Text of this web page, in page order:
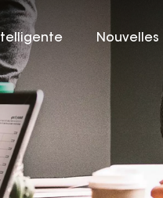
Nouvelles